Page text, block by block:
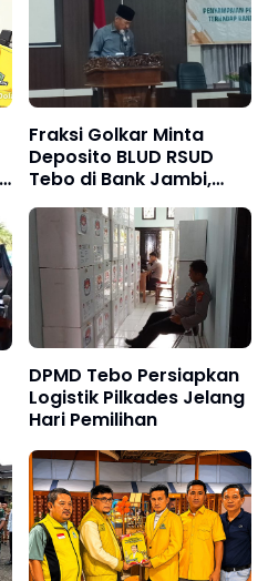
Fraksi Golkar Minta
Deposito BLUD RSUD
Tebo di Bank Jambi,
Soroti Pelayanan, CSR,
PDAM dan Jalan Perintis
DPMD Tebo Persiapkan
Logistik Pilkades Jelang
Hari Pemilihan